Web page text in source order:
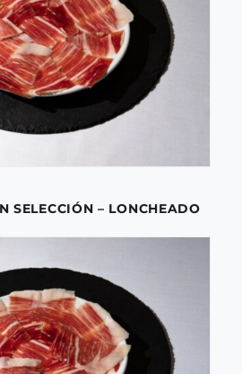
SELECCIÓN – LONCHEADO